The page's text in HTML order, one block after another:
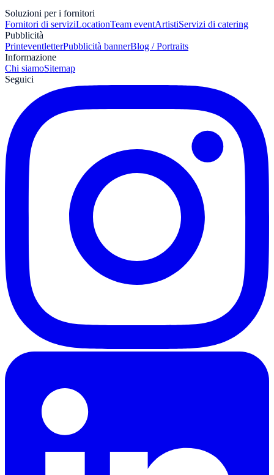
Soluzioni per i fornitori
Fornitori di serviziLocationTeam eventArtistiServizi di catering
Pubblicità
PrinteventletterPubblicità bannerBlog / Portraits
Informazione
Chi siamoSitemap
Seguici